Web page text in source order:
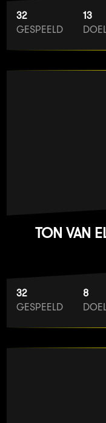
32
GESPEELD
13
TON VAN
32
GESPEELD
8